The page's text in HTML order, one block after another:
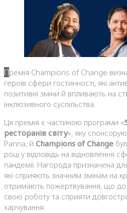
Премія Champions of Change визнає та відзначає нових
героїв сфери гостинності, які
позитивні зміни й впливають на
інклюзивного суспільства.
Ця премія є частиною програми «
ресторанів світу», яку
Panna, й Champions of Change
році у відповідь на відновлення
пандемії. Нагорода призначена
які сприяють значним змінам на
отримають пожертвування, що
свою роботу та сприяти
харчування.